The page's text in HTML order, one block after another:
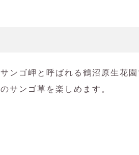
サンゴ岬と呼ばれる鶴沼原生花
のサンゴ草を楽しめます。